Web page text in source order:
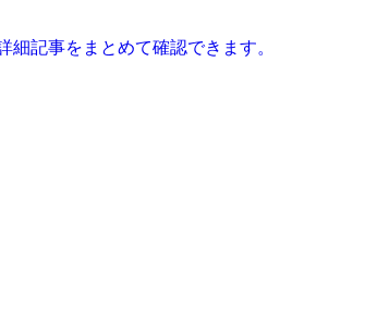
記事をまとめて確認できます。